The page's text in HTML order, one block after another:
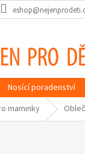
Nosící poradenství
maminky